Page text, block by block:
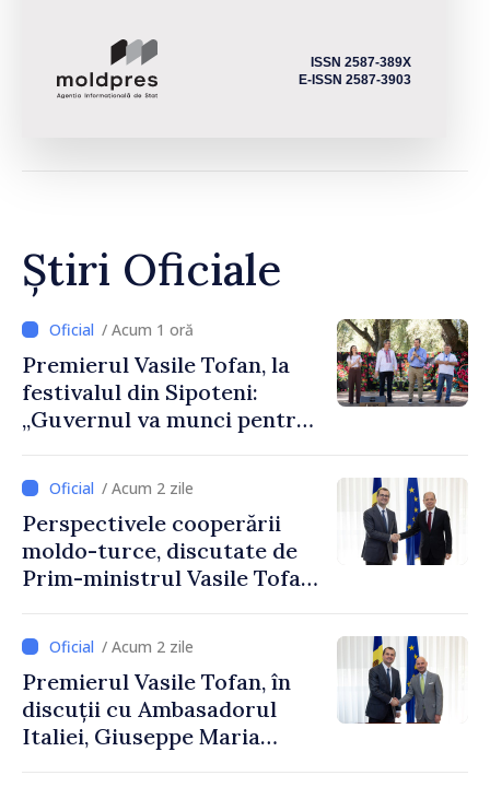
ISSN 2587-389X
E-ISSN 2587-3903
Știri Oficiale
/ Acum 1 oră
Premierul Vasile Tofan, la
festivalul din Sipoteni:
„Guvernul va munci pentru
comunitate și toți
moldovenii să prospere”
/ Acum 2 zile
Perspectivele cooperării
moldo-turce, discutate de
Prim-ministrul Vasile Tofan
Uygar Mustafa Sertel
/ Acum 2 zile
Premierul Vasile Tofan, în
discuții cu Ambasadorul
Italiei, Giuseppe Maria